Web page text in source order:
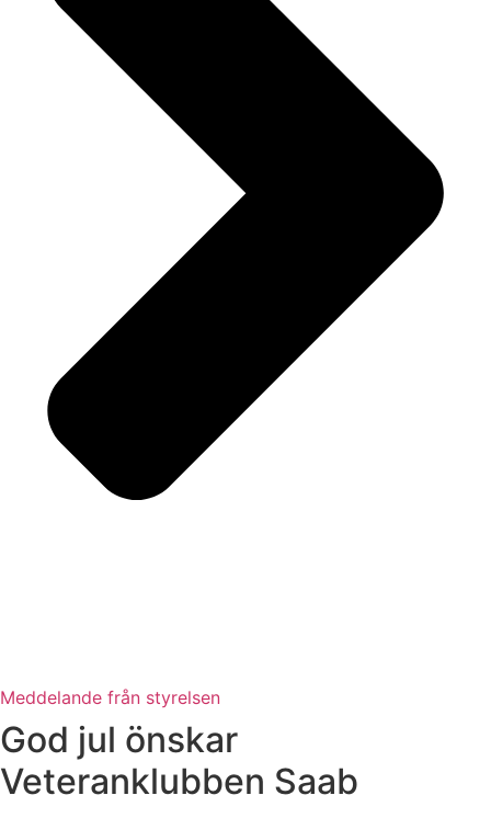
Meddelande från styrelsen
God jul önskar
Veteranklubben Saab